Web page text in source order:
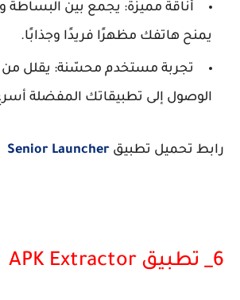
أناقة مميزة: يجمع بين البساطة
يمنح هاتفك مظهرًا فريدًا وجذابًا.
تجربة مستخدم محسّنة: يقلل
الوصول إلى تطبيقاتك المفضلة
رابط تحميل تطبيق Senior Launcher
6_ تطبيق APK Extractor